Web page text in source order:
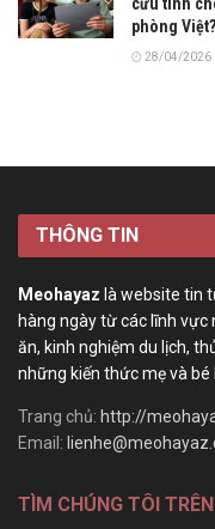
phòng Việt?
28/04/2026
THÔNG TIN
Meohayaz là website tin
hàng ngày từ các lĩnh vực
ăn, kinh nghiệm du lịch,
những kiến thức mẹ và bé
Trang chủ: http://
Email:
TÌM CHÚNG TÔI TRÊN